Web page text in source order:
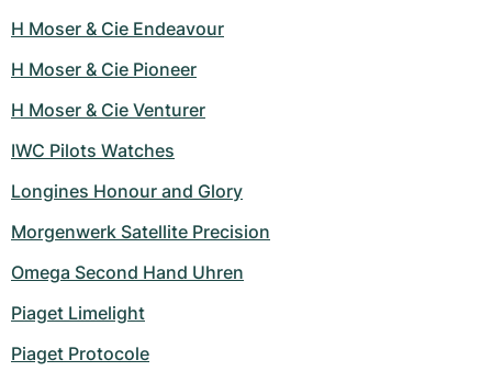
H Moser & Cie Endeavour
H Moser & Cie Pioneer
H Moser & Cie Venturer
IWC Pilots Watches
Longines Honour and Glory
Morgenwerk Satellite Precision
Omega Second Hand Uhren
Piaget Limelight
Piaget Protocole